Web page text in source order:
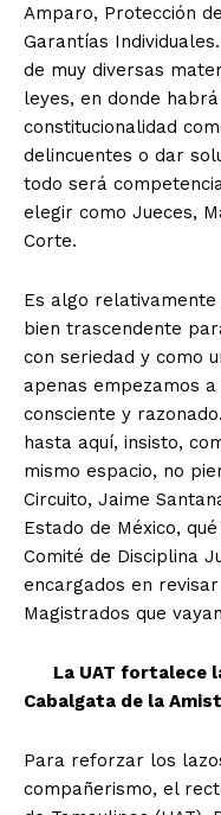
Amparo, Protección
Garantías
de muy diversas
leyes, en donde
constitucionalidad
delincuentes o dar
todo será
elegir como Jueces,
Corte.
Es algo
bien trascendente
con seriedad y como
apenas empezamos
consciente y
hasta aquí, insisto,
mismo espacio, no
Circuito, Jaime
Estado de México,
Comité de Disciplina
encargados en
Magistrados que
La UAT fortalece
Cabalgata de la
Para reforzar los
compañerismo, el